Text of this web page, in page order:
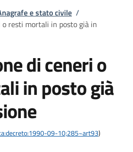
e stato civile /
resti mortali in posto già in
di ceneri o
in posto già
09-10;285~art93)